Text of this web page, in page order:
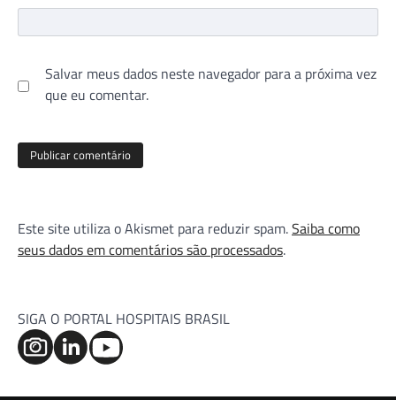
Salvar meus dados neste navegador para a próxima vez
que eu comentar.
Este site utiliza o Akismet para reduzir spam.Saiba como
seus dados em comentários são processados.
SIGA O PORTAL HOSPITAIS BRASIL